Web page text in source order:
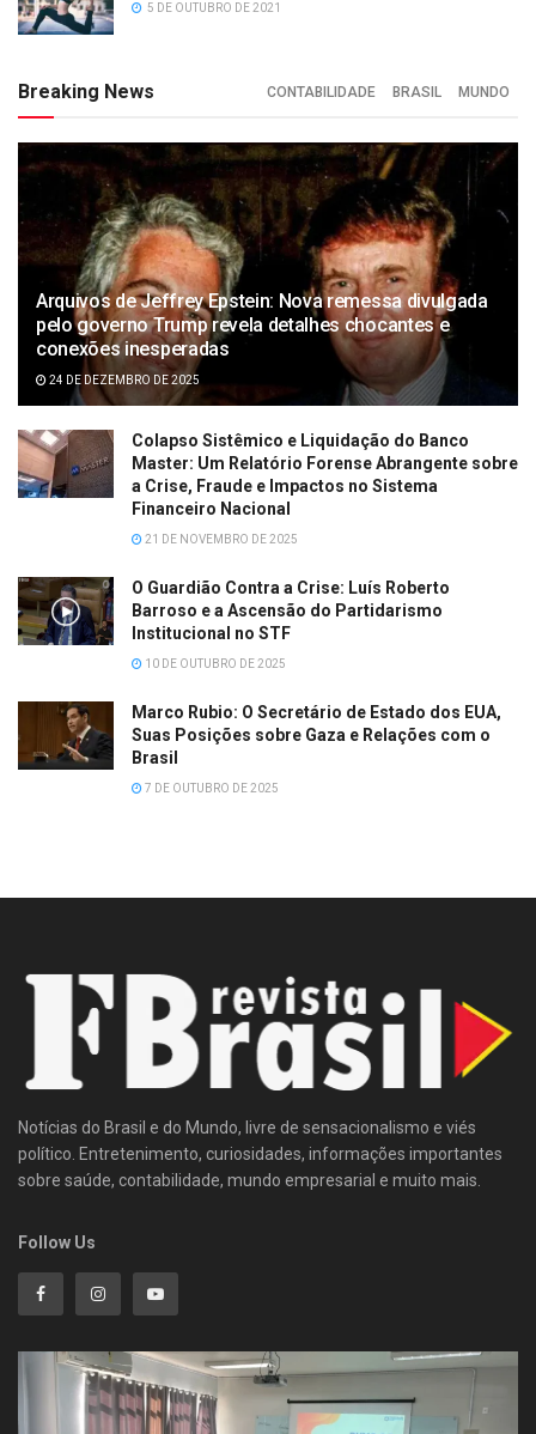
5 DE OUTUBRO DE 2021
Breaking News CONTABILIDADE BRASIL MUNDO
Arquivos de Jeffrey Epstein: Nova remessa divulgada
pelo governo Trump revela detalhes chocantes e
conexões inesperadas
24 DE DEZEMBRO DE 2025
Colapso Sistêmico e Liquidação do Banco
Master: Um Relatório Forense Abrangente sobre
a Crise, Fraude e Impactos no Sistema
Financeiro Nacional
21 DE NOVEMBRO DE 2025
O Guardião Contra a Crise: Luís Roberto
Barroso e a Ascensão do Partidarismo
Institucional no STF
10 DE OUTUBRO DE 2025
Marco Rubio: O Secretário de Estado dos EUA,
Suas Posições sobre Gaza e Relações com o
Brasil
7 DE OUTUBRO DE 2025
Notícias do Brasil e do Mundo, livre de sensacionalismo e viés
político. Entretenimento, curiosidades, informações importantes
sobre saúde, contabilidade, mundo empresarial e muito mais.
Follow Us